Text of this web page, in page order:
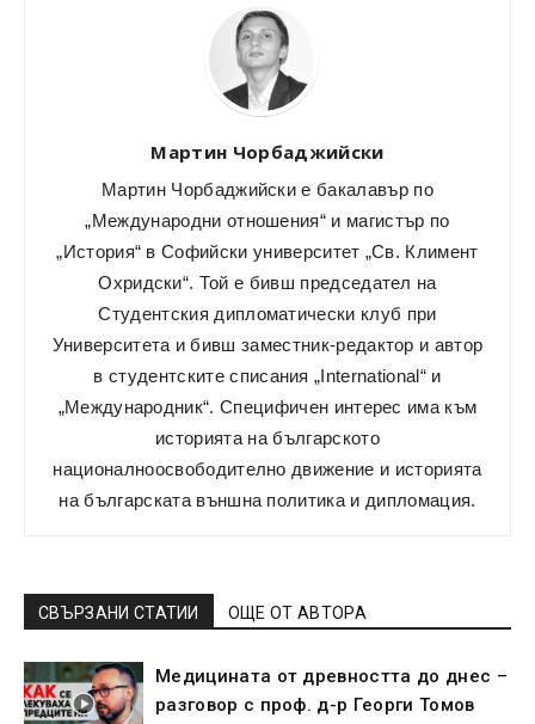
Мартин Чорбаджийски
Мартин Чорбаджийски е бакалавър по
„Международни отношения“ и магистър по
„История“ в Софийски университет „Св. Климент
Охридски“. Той е бивш председател на
Студентския дипломатически клуб при
Университета и бивш заместник-редактор и автор
в студентските списания „International“ и
„Международник“. Специфичен интерес има към
историята на българското
националноосвободително движение и историята
на българската външна политика и дипломация.
СВЪРЗАНИ СТАТИИ ОЩЕ ОТ АВТОРА
Медицината от древността до днес –
разговор с проф. д-р Георги Томов